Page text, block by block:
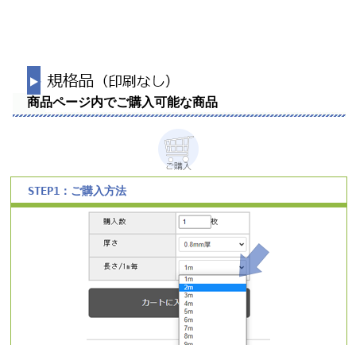
商品ページ内でご購入可能な商品
STEP1：ご購入方法